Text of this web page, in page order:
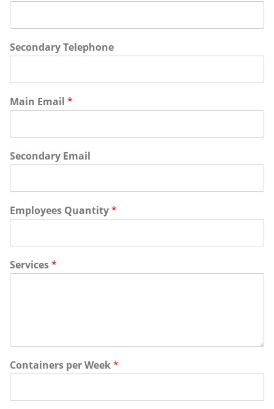
Secondary Telephone
Main Email *
Secondary Email
Employees Quantity*
Services*
Containers per Week*